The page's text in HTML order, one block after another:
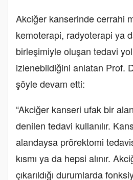
Akciğer kanserinde cerrahi
kemoterapi, radyoterapi ya
birleşimiyle oluşan tedavi
izlenebildiğini anlatan Prof.
şöyle devam etti:
“Akciğer kanseri ufak bir
denilen tedavi kullanılır.
alandaysa prörektomi
kısmı ya da hepsi alınır.
çıkarıldığı durumlarda